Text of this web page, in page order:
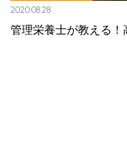
2020.08.28
管理栄養士が教える